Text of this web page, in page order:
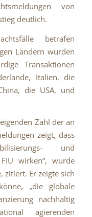
von
deutlich.
betrafen
Ländern wurden
Transaktionen
Italien, die
die USA, und
Zahl der an
zeigt, dass
und
wirken“, wurde
zitiert. Er zeigte sich
„die globale
nachhaltig
agierenden